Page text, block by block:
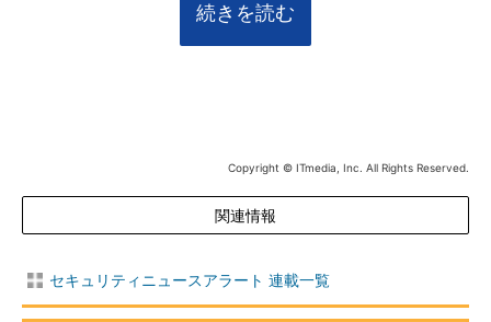
続きを読む
Copyright © ITmedia, Inc. All Rights Reserved.
関連情報
セキュリティニュースアラート 連載一覧